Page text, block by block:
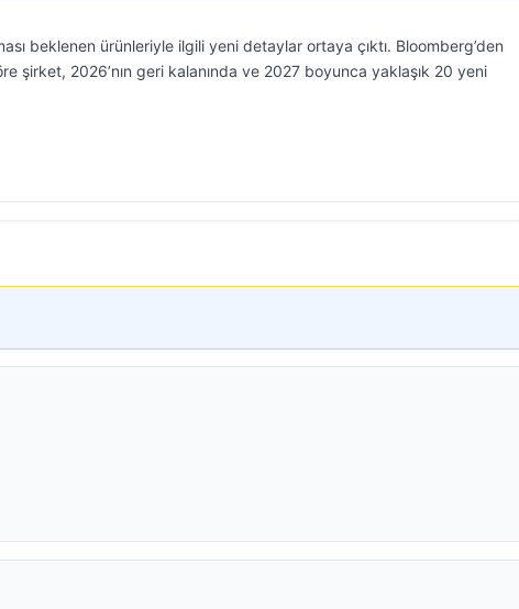
beklenen ürünleriyle ilgili yeni detaylar ortaya çıktı. Bloomberg’den
şirket, 2026’nın geri kalanında ve 2027 boyunca yaklaşık 20 yeni